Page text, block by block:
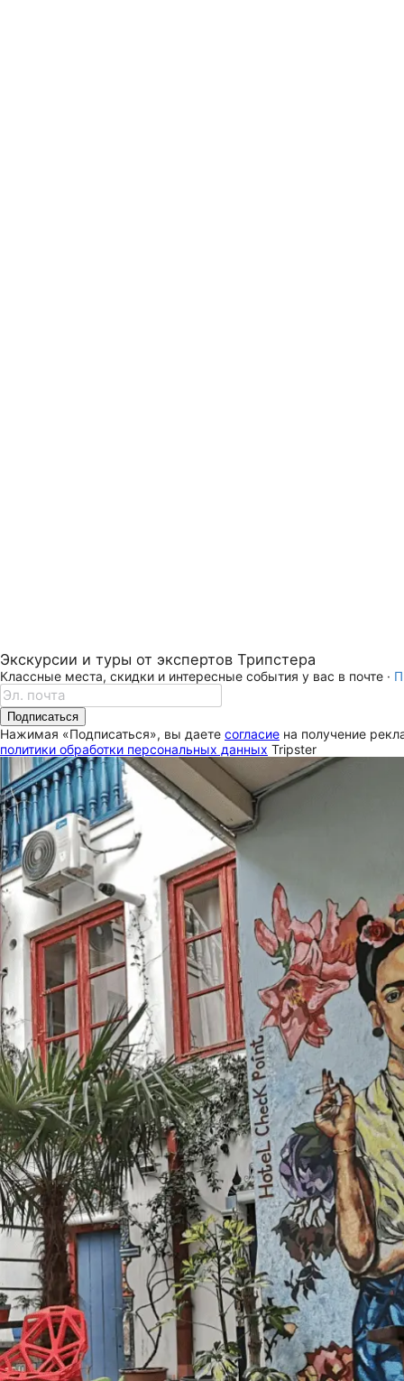
Экскурсии и туры от экспертов Трипстера
Классные места, скидки и интересные события у вас в почте ·
Подписаться
Нажимая «Подписаться», вы даете согласие на получение
политики обработки персональных данных Tripster